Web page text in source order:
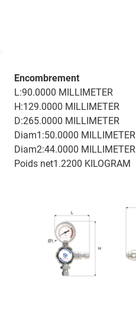
Encombrement
L:90.0000 MILLIMETER
H:129.0000 MILLIMETER
D:265.0000 MILLIMETER
Diam1:50.0000 MILLIMETER
Diam2:44.0000 MILLIMETER
Poids net1.2200 KILOGRAM